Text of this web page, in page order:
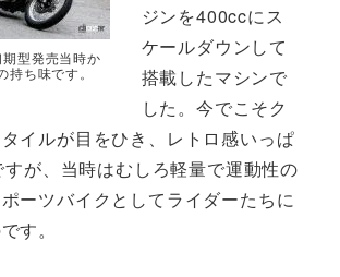
型発売当時か
持ち味です。
ジンを400ccにス
ケールダウンして
搭載したマシンで
した。今でこそク
イルが目をひき、レトロ感いっぱ
が、当時はむしろ軽量で運動性の
ーツバイクとしてライダーたちに
す。